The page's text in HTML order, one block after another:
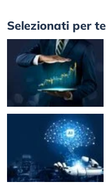
Selezionati per te